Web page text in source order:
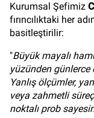
Kurumsal Şefimiz
fırıncılıktaki her
basitleştirilir:
"Büyük mayalı
yüzünden günlerce
Yanlış ölçümler,
veya zahmetli
noktalı prob